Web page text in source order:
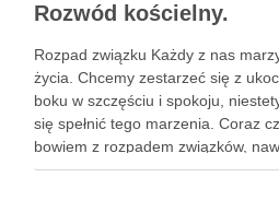
Rozwód kościelny.
Rozpad związku Każdy z nas
życia. Chcemy zestarzeć się z
boku w szczęściu i spokoju,
się spełnić tego marzenia. Coraz
bowiem z rozpadem związków,
Często nie wytrzymują one próby